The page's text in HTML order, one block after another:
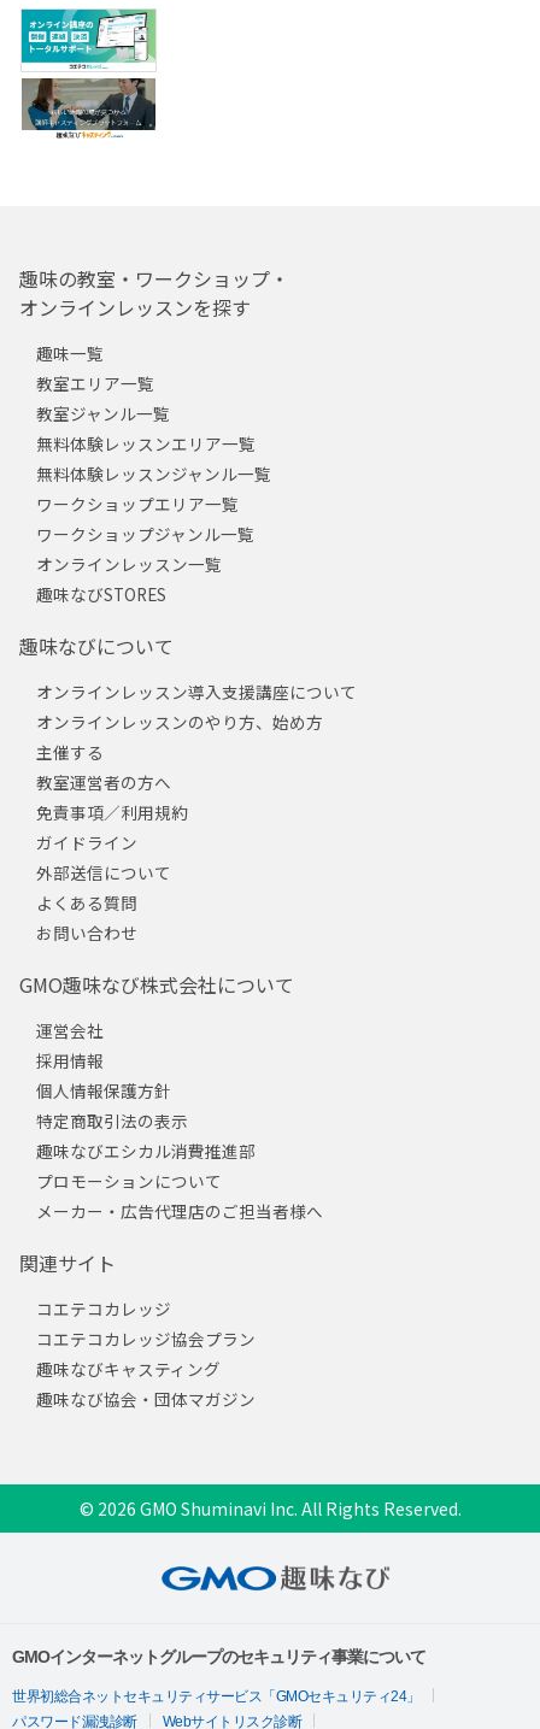
趣味の教室・ワークショップ・
オンラインレッスンを探す
趣味一覧
教室エリア一覧
教室ジャンル一覧
無料体験レッスンエリア一覧
無料体験レッスンジャンル一覧
ワークショップエリア一覧
ワークショップジャンル一覧
オンラインレッスン一覧
趣味なびSTORES
趣味なびについて
オンラインレッスン導入支援講座について
オンラインレッスンのやり方、始め方
主催する
教室運営者の方へ
免責事項／利用規約
ガイドライン
外部送信について
よくある質問
お問い合わせ
GMO趣味なび株式会社について
運営会社
採用情報
個人情報保護方針
特定商取引法の表示
趣味なびエシカル消費推進部
プロモーションについて
メーカー・広告代理店のご担当者様へ
関連サイト
コエテコカレッジ
コエテコカレッジ協会プラン
趣味なびキャスティング
趣味なび協会・団体マガジン
© 2026 GMO Shuminavi Inc. All Rights Reserved.